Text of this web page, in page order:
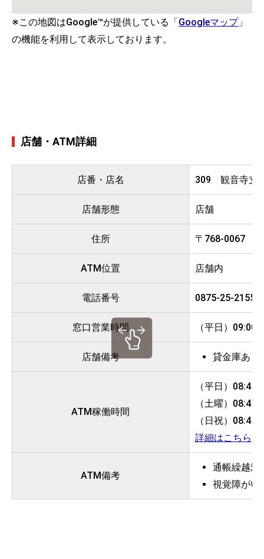
※この地図はGoogle™が提供している「Googleマップ」
の機能を利用して表示しております。
店舗・ATM詳細
店番・店名 309 観音寺支
店舗形態 店舗
住所 〒768-0067 香
ATM位置 店舗内
電話番号 0875-25-2155
窓口営業時間 （平日）09:00
店舗備考 貸金庫あり
ATM稼働時間
（平日）08:45
（土曜）08:45
（日祝）08:45
詳細はこちら
ATM備考
通帳繰越対
視覚障がい